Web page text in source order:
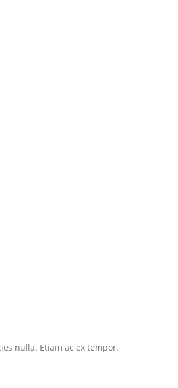
nulla. Etiam ac ex tempor.